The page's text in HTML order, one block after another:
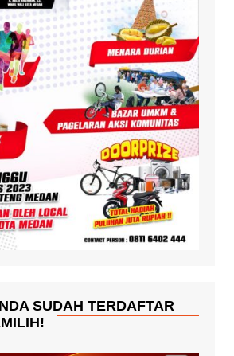
SUDAH TERDAFTAR